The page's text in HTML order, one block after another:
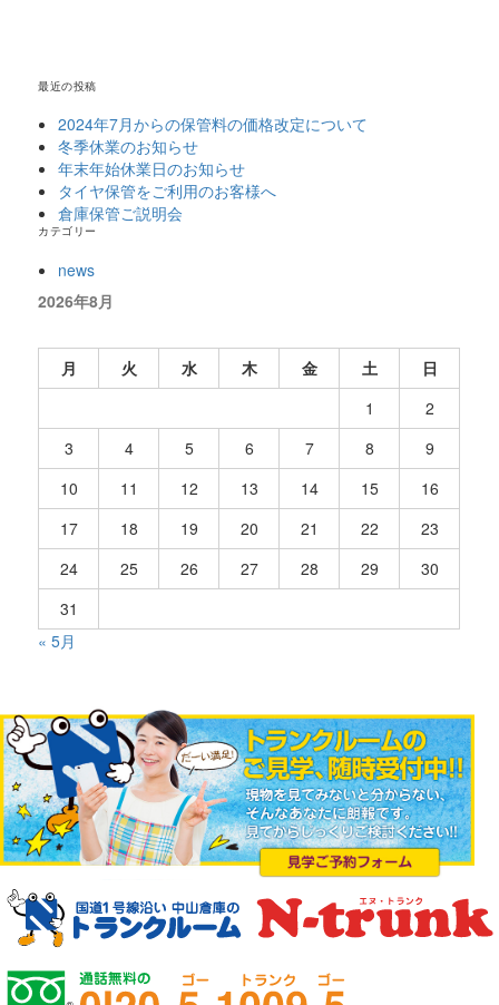
最近の投稿
2024年7月からの保管料の価格改定について
冬季休業のお知らせ
年末年始休業日のお知らせ
タイヤ保管をご利用のお客様へ
倉庫保管ご説明会
カテゴリー
news
2026年8月
月 火 水 木 金 土
日
1
2
3
4 5 6 7 8
9
10
11 12 13 14 15
16
17
18 19 20 21 22
23
24
25 26 27 28 29
30
31
« 5月